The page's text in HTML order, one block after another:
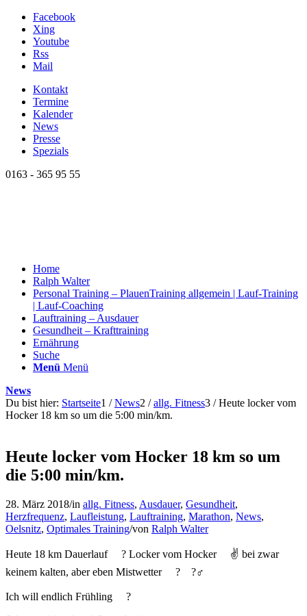
Facebook
Xing
Youtube
Rss
Mail
Kontakt
Termine
Kalender
News
Presse
Spezials
0163 - 365 95 55
Home
Ralph Walter
Personal Training – PlauenTraining allgemein | Lauf-Training
| Lauf-Coaching
Lauftraining – Ausdauer
Gesundheit – Krafttraining
Ernährung
Suche
Menü Menü
News
Du bist hier: Startseite1 / News2 / allg. Fitness3 / Heute locker vom
Hocker 18 km so um die 5:00 min/km.
Heute locker vom Hocker 18 km so um
die 5:00 min/km.
28. März 2018/in allg. Fitness, Ausdauer, Gesundheit,
Herzfrequenz, Laufleistung, Lauftraining, Marathon, News,
Oelsnitz, Optimales Training/von Ralph Walter
Heute 18 km Dauerlauf ? Locker vom Hocker ✌️ bei zwar
keinem kalten, aber eben Mistwetter
? ?‍♂️
Ich will endlich Frühling
?